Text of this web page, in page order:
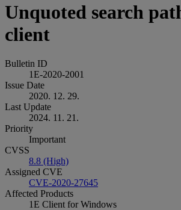
Unquoted search
client
Bulletin ID
1E-2020-2001
Issue Date
2020. 12. 29.
Last Update
2024. 11. 21.
Priority
Important
CVSS
8.8 (High)
Assigned CVE
CVE-2020-27645
Affected Products
1E Client for Windows